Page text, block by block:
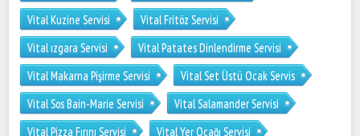
Vital Kuzine Servisi
Vital Fritöz Servisi
Vital ızgara Servisi
Vital Patates Dinlendirme Servisi
Vital Makarna Pişirme Servisi
Vital Set Üstü Ocak Servis
Vital Sos Bain-Marie Servisi
Vital Salamander Servisi
Vital Pizza Fırını Servisi
Vital Yer Ocağı Servisi